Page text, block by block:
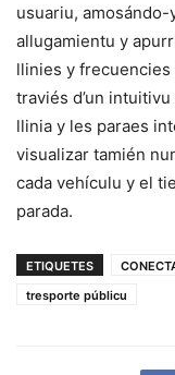
usuariu,
allugamientu y
llinies y frecuencies
traviés d’un
llinia y les paraes
visualizar tamién
cada vehículu y el
parada.
ETIQUETES
tresporte públicu